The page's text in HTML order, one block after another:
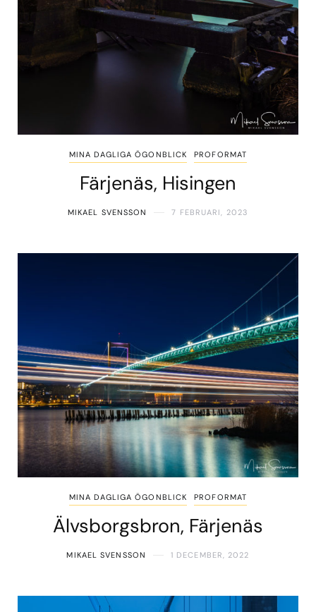
MINA DAGLIGA ÖGONBLICK PROFORMAT
Färjenäs, Hisingen
MIKAEL SVENSSON 7 FEBRUARI, 2023
MINA DAGLIGA ÖGONBLICK PROFORMAT
Älvsborgsbron, Färjenäs
MIKAEL SVENSSON 1 DECEMBER, 2022